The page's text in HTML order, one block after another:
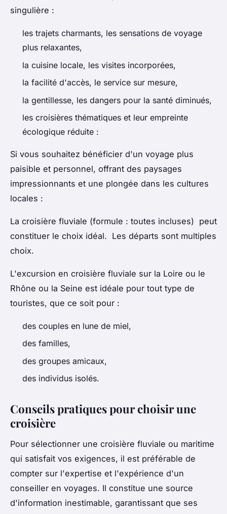
singulière :
les trajets charmants, les sensations de voyage
plus relaxantes,
la cuisine locale, les visites incorporées,
la facilité d'accès, le service sur mesure,
la gentillesse, les dangers pour la santé diminués,
les croisières thématiques et leur empreinte
écologique réduite :
Si vous souhaitez bénéficier d'un voyage plus
paisible et personnel, offrant des paysages
impressionnants et une plongée dans les cultures
locales :
La croisière fluviale (formule : toutes incluses) peut
constituer le choix idéal. Les départs sont multiples
choix.
L'excursion en croisière fluviale sur la Loire ou le
Rhône ou la Seine est idéale pour tout type de
touristes, que ce soit pour :
des couples en lune de miel,
des familles,
des groupes amicaux,
des individus isolés.
Conseils pratiques pour choisir une
croisière
Pour sélectionner une croisière fluviale ou maritime
qui satisfait vos exigences, il est préférable de
compter sur l'expertise et l'expérience d'un
conseiller en voyages. Il constitue une source
d'information inestimable, garantissant que ses